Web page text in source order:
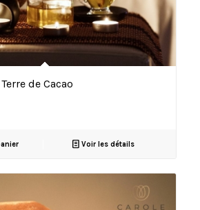
de Cacao
Voir les détails